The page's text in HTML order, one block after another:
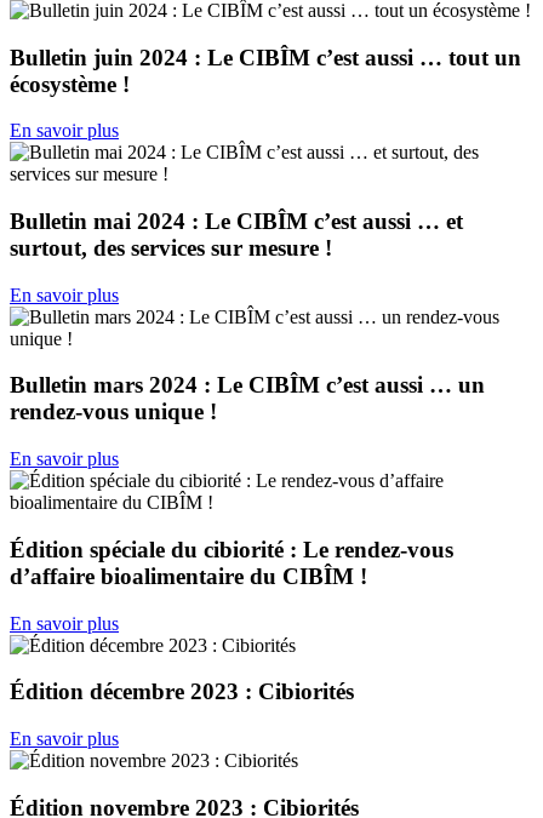
Bulletin juin 2024 : Le CIBÎM c’est aussi … tout un
écosystème !
En savoir plus
Bulletin mai 2024 : Le CIBÎM c’est aussi … et
surtout, des services sur mesure !
En savoir plus
Bulletin mars 2024 : Le CIBÎM c’est aussi … un
rendez-vous unique !
En savoir plus
Édition spéciale du cibiorité : Le rendez-vous
d’affaire bioalimentaire du CIBÎM !
En savoir plus
Édition décembre 2023 : Cibiorités
En savoir plus
Édition novembre 2023 : Cibiorités